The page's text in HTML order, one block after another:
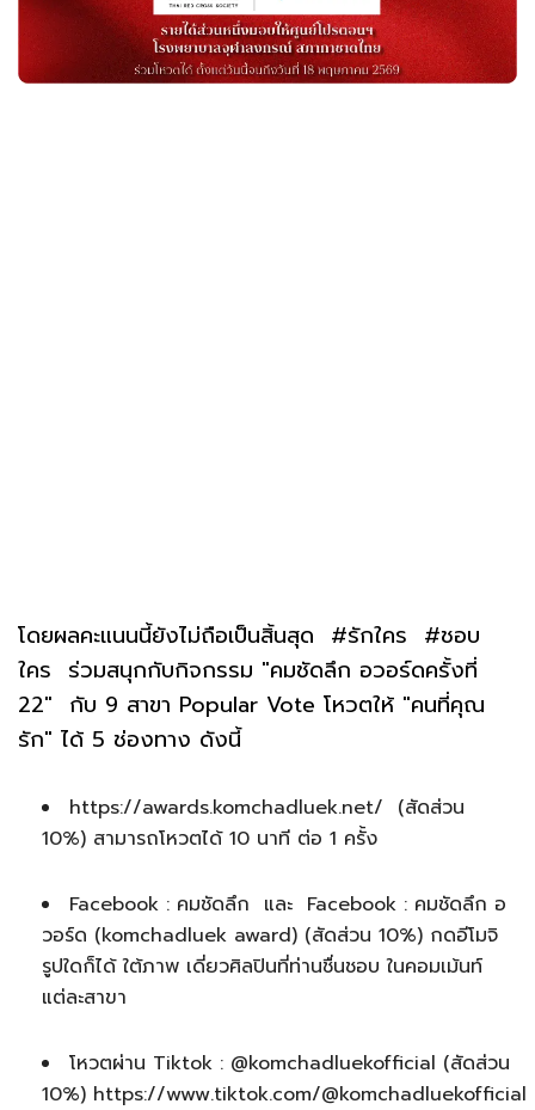
โดยผลคะแนนนี้ยังไม่ถือเป็นสิ้นสุด #รักใคร #ชอบ
ใคร ร่วมสนุกกับกิจกรรม "คมชัดลึก อวอร์ดครั้งที่
22" กับ 9 สาขา Popular Vote โหวตให้ "คนที่คุณ
รัก" ได้ 5 ช่องทาง ดังนี้
https://awards.komchadluek.net/ (สัดส่วน
10%) สามารถโหวตได้ 10 นาที ต่อ 1 ครั้ง
Facebook : คมชัดลึก และ Facebook : คมชัดลึก อ
วอร์ด (komchadluek award) (สัดส่วน 10%) กดอีโมจิ
รูปใดก็ได้ ใต้ภาพ เดี่ยวศิลปินที่ท่านชื่นชอบ ในคอมเม้นท์
แต่ละสาขา
โหวตผ่าน Tiktok : @komchadluekofficial (สัดส่วน
10%) https://www.tiktok.com/@komchadluekofficial